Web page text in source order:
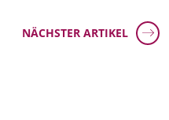
NÄCHSTER ARTIKEL